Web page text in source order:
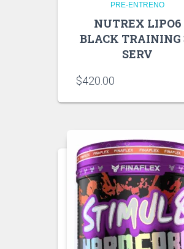
PRE-ENTRENO
NUTREX LIPO6
BLACK TRAINING
SERV
$420.00